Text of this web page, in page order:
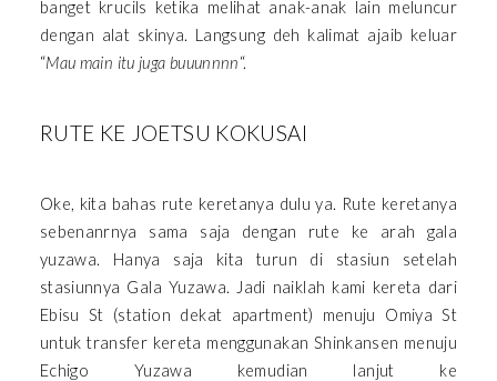
banget krucils ketika melihat anak-anak lain meluncur
dengan alat skinya. Langsung deh kalimat ajaib keluar
“Mau main itu juga buuunnnn“.
RUTE KE JOETSU KOKUSAI
Oke, kita bahas rute keretanya dulu ya. Rute keretanya
sebenanrnya sama saja dengan rute ke arah gala
yuzawa. Hanya saja kita turun di stasiun setelah
stasiunnya Gala Yuzawa. Jadi naiklah kami kereta dari
Ebisu St (station dekat apartment) menuju Omiya St
untuk transfer kereta menggunakan Shinkansen menuju
Echigo Yuzawa kemudian lanjut ke